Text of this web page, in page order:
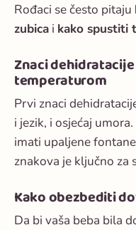
Rođaci se često pitaju
zubica i kako spustiti
Znaci
temperaturom
Prvi znaci
i jezik, i osjećaj
imati upaljene
znakova je ključno za
Kako obezbediti
Da bi vaša beba bila